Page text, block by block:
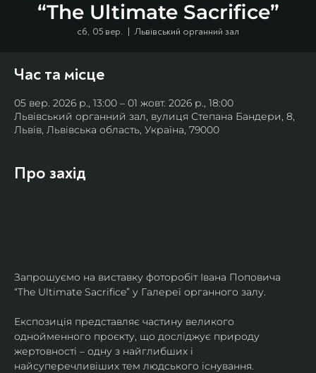
“The Ultimate Sacrifice”
сб, 05 вер.
  |
Львівський органний зал
Час та місце
05 вер. 2026 р., 13:00 – 01 жовт. 2026 р., 18:00
Львівський органний зал, вулиця Степана Бандери, 8,
Львів, Львівська область, Україна, 79000
Про захід
Запрошуємо на виставку фоторобіт Івана Поповича
“The Ultimate Sacrifice” у Галереї органного залу.
Експозиція представляє частину великого
однойменного проєкту, що досліджує природу
жертовності – одну з найглибших і
найсуперечливіших тем людського існування.